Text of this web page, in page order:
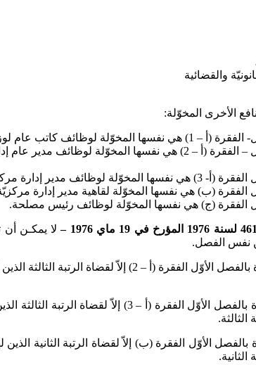
والقضائية
الأخرى المخوّلة:
لوظائف كاتب عام لوزارة.
للوظائف المذكورة بالفصل الأوّل – الفقرة (أ – 2) هي
مدير إدارة مركزيّة.
الفقرة (ب) هي نفسها المخوّلة لقاهية مدير إدارة
الفقرة (ج) هي نفسها المخوّلة لوظائف رئيس مصلحة.
ولا يمكن أن تسند الوظائف المقرّرة
ولا يمكن أن تسند الوظائف المقرّرة
الأوّل الفقرة (ب) إلاّ لقضاة الرتبة الثانية